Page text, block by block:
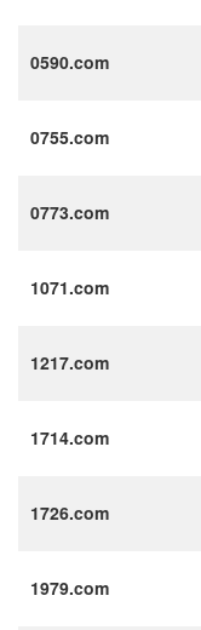
0590.com
0755.com
0773.com
1071.com
1217.com
1714.com
1726.com
1979.com